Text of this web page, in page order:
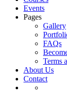
Events
Pages
Gallery
FAQs
Terms
About Us
Contact